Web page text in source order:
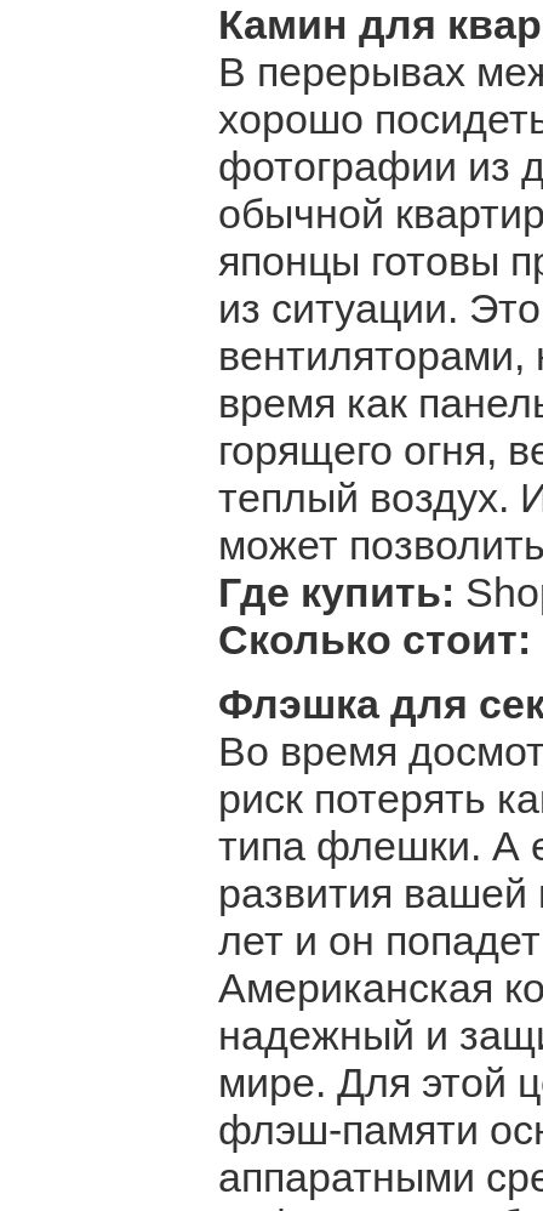
Камин для
В перерывах
хорошо
фотографии из
обычной
японцы готовы
из ситуации.
время как
горящего огня,
теплый воздух.
может
Где купить:
Сколько стоит:
Флэшка для
Во время
риск потерять
типа флешки. А
развития
лет и он
Американская
надежный и
мире. Для этой
флэш-памяти
аппаратными